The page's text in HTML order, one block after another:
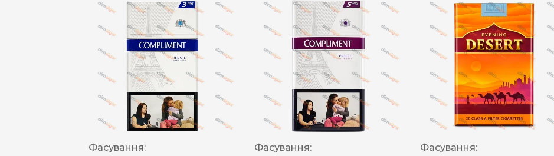
Фасування:
Фасування:
Фасування: